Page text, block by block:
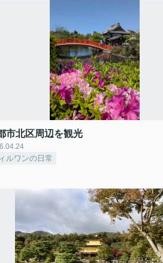
市北区周辺を観光
ルワンの日常